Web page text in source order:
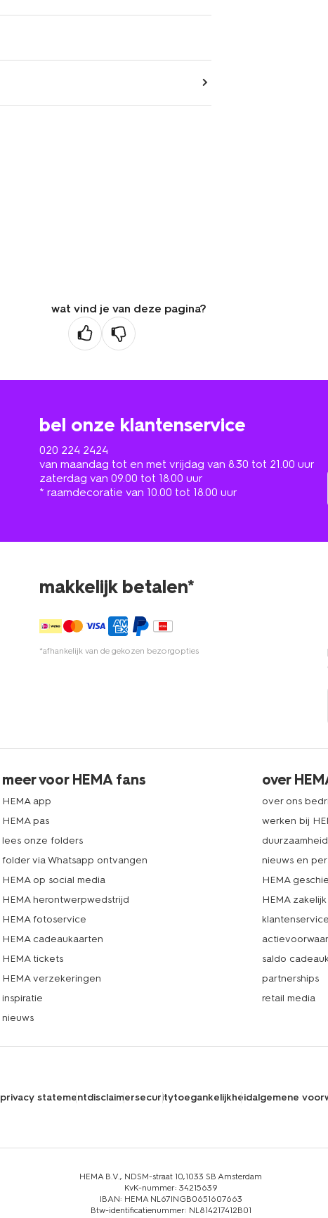
wat vind je van deze pagina?
bel onze klantenservice
020 224 2424
van maandag tot en met vrijdag van 8.30 tot 21.00 uur
zaterdag van 09.00 tot 18.00 uur
* raamdecoratie van 10.00 tot 18.00 uur
makkelijk betalen*
*afhankelijk van de gekozen bezorgopties
meer voor HEMA fans
HEMA app
HEMA pas
lees onze folders
folder via Whatsapp ontvangen
HEMA op social media
HEMA herontwerpwedstrijd
HEMA fotoservice
HEMA cadeaukaarten
HEMA tickets
HEMA verzekeringen
inspiratie
nieuws
over
over ons
werken bij
duurzaamheid
nieuws en
HEMA
HEMA zakelijk
klantenservice
saldo
partnerships
retail media
privacy statementdisclaimersecuritytoegankelijkheidalgemene
HEMA B.V., NDSM-straat 10,1033 SB Amsterdam
KvK-nummer: 34215639
IBAN: HEMA NL67INGB0651607663
Btw-identificatienummer: NL814217412B01